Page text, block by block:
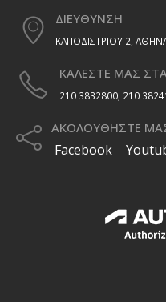
ΔΙΕΥΘΥΝΣΗ
ΚΑΠΟΔΙΣΤΡΙΟΥ 2,
ΚΑΛΕΣΤΕ ΜΑΣ ΣΤΑ
210 3832800, 210
ΑΚΟΛΟΥΘΗΣΤΕ
Facebook